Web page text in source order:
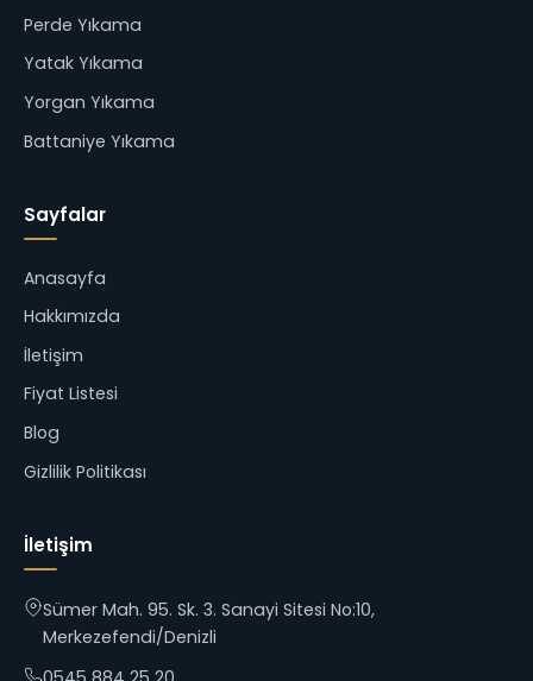
Perde Yıkama
Yatak Yıkama
Yorgan Yıkama
Battaniye Yıkama
Sayfalar
Anasayfa
Hakkımızda
İletişim
Fiyat Listesi
Blog
Gizlilik Politikası
İletişim
Sümer Mah. 95. Sk. 3. Sanayi Sitesi No:10,
Merkezefendi/Denizli